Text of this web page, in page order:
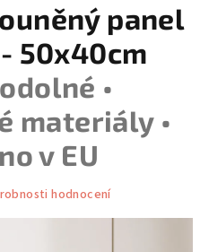
košík
panel
50x40cm
•
materiály •
v EU
hodnocení